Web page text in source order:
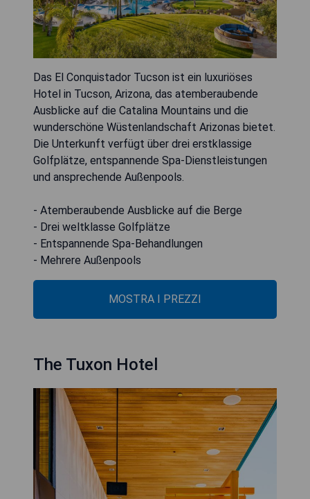
Das El Conquistador Tucson ist ein luxuriöses
Hotel in Tucson, Arizona, das atemberaubende
Ausblicke auf die Catalina Mountains und die
wunderschöne Wüstenlandschaft Arizonas bietet.
Die Unterkunft verfügt über drei erstklassige
Golfplätze, entspannende Spa-Dienstleistungen
und ansprechende Außenpools.
- Atemberaubende Ausblicke auf die Berge
- Drei weltklasse Golfplätze
- Entspannende Spa-Behandlungen
- Mehrere Außenpools
MOSTRA I PREZZI
The Tuxon Hotel